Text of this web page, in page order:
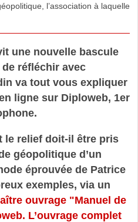
l’association à laquelle
une nouvelle bascule
réfléchir avec
va tout vous expliquer
ligne sur Diploweb, 1er
le relief doit-il être pris
géopolitique d’un
éprouvée de Patrice
exemples, via un
ouvrage "Manuel de
L’ouvrage complet